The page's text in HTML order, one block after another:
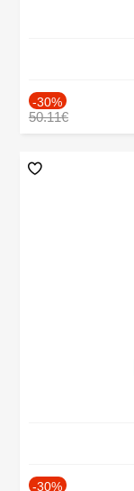
-30%
50.11€
-30%